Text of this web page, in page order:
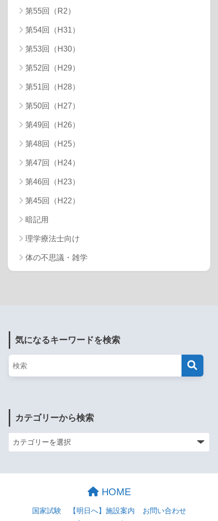
第55回（R2）
第54回（H31）
第53回（H30）
第52回（H29）
第51回（H28）
第50回（H27）
第49回（H26）
第48回（H25）
第47回（H24）
第46回（H23）
第45回（H22）
暗記用
理学療法士向け
体の不思議・雑学
気になるキーワードを検索
カテゴリーから検索
HOME
国家試験 【明日へ】施設案内
お問い合わせ